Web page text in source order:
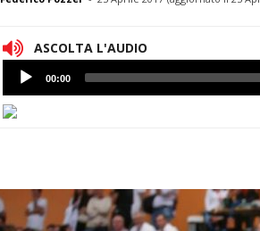
ASCOLTA L'AUDIO
Lettore
Audio
00:00